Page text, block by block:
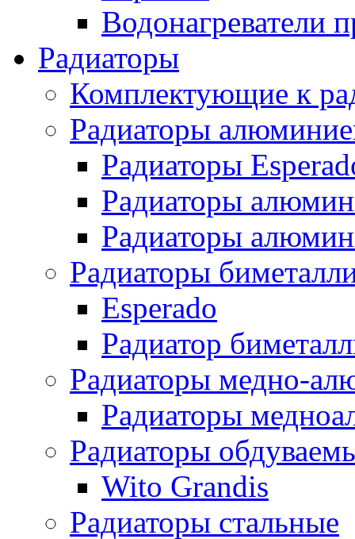
Водонагреватели
Радиаторы
Комплектующие к
Радиаторы
Радиаторы
Радиаторы
Радиаторы
Радиаторы
Esperado
Радиатор
Радиаторы медно-
Радиаторы
Радиаторы
Wito Grandis
Радиаторы стальные